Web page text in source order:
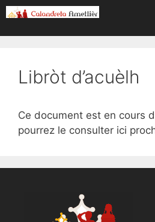
Aller
au
contenu
Libròt d’acuèlh
Ce document est en cours
pourrez le consulter ici